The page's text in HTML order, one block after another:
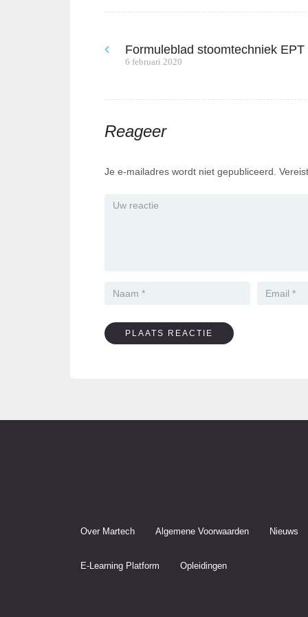
Bericht
Formuleblad stoomtechniek EPT
Previous
6 februari 2020
Reageer
Je e-mailadres wordt niet gepubliceerd.
Over Martech Algemene Voorwaarden Nieuws
E-Learning Platform Opleidingen